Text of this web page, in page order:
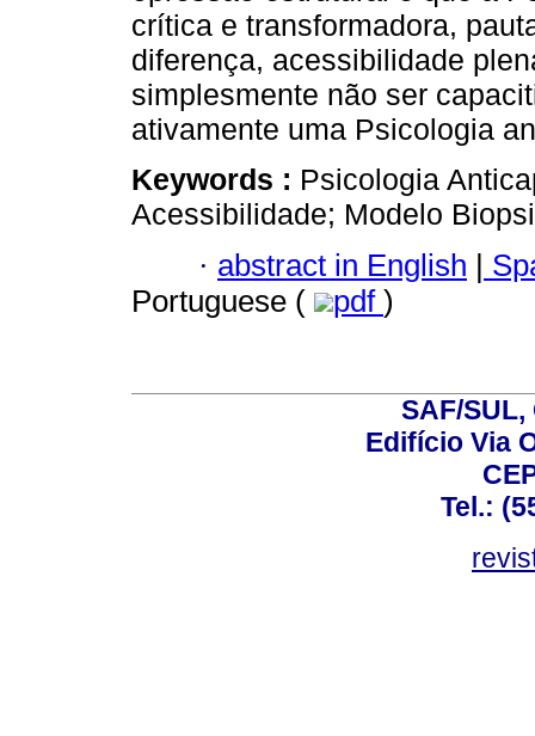
crítica e transformadora,
diferença, acessibilidade
simplesmente não ser
ativamente uma Psicologia
Keywords : Psicologia
Acessibilidade; Modelo
· abstract in English |
Portuguese (
pdf )
SAF/
Edifício Via
Tel.: